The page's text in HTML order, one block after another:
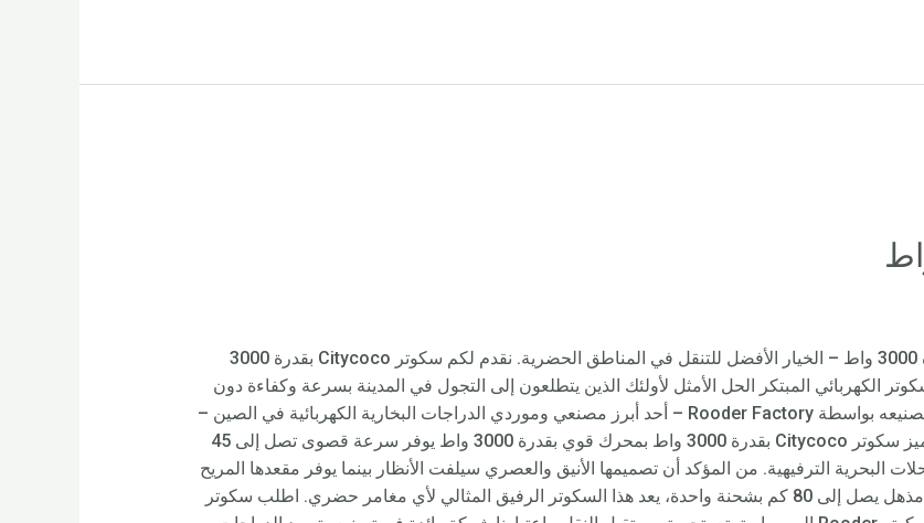
انطلق في رحلتك مع سكوتر Citycoco القوي بقدرة 3000 واط – الخيار الأفضل للتنقل في المناطق الحضرية. نقدم لكم سكوتر Citycoco بقدرة 3000
الكهربائي المبتكر الحل الأمثل لأولئك الذين يتطلعون إلى التجول في المدينة بسرعة وكفاءة دون
التضحية بالأناقة أو الراحة. تم تصميم هذا السكوتر وتصنيعه بواسطة Rooder Factory – أحد أبرز مصنعي وموردي الدراجات البخارية الكهربائية في الصين –
وقد تم تصميم هذا السكوتر المتطور ليدوم طويلاً. يتميز سكوتر Citycoco بقدرة 3000 واط بمحرك قوي بقدرة 3000 واط يوفر سرعة قصوى تصل إلى 45
البحرية الترفيهية. من المؤكد أن تصميمها الأنيق والعصري سيلفت الأنظار بينما يوفر مقعدها المريح
وإطارها القوي تجربة ركوب سلسة وآمنة. مع نطاق مذهل يصل إلى 80 كم بشحنة واحدة، يعد هذا السكوتر الرفيق المثالي لأي مغامر حضري. اطلب سكوتر